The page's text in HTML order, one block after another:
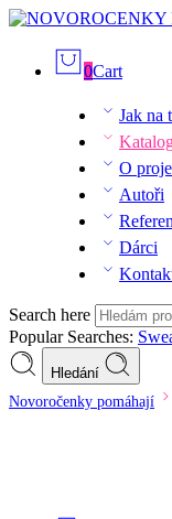
0Cart
Jak na
O
Autoři
Dárci
Search here
Popular Searches:
Hledání
Novoročenky pomáhají